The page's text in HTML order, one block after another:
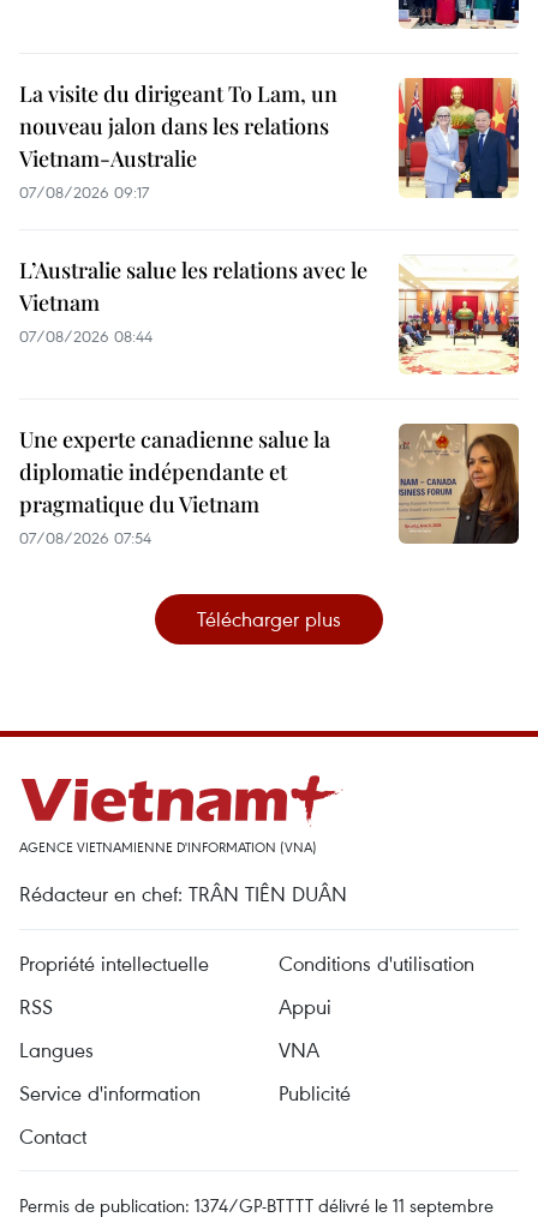
La visite du dirigeant To Lam, un
nouveau jalon dans les relations
Vietnam-Australie
07/08/2026 09:17
L’Australie salue les relations avec le
Vietnam
07/08/2026 08:44
Une experte canadienne salue la
diplomatie indépendante et
pragmatique du Vietnam
07/08/2026 07:54
Télécharger plus
AGENCE VIETNAMIENNE D'INFORMATION (VNA)
Rédacteur en chef: TRÂN TIÊN DUÂN
Propriété intellectuelle
Conditions d'utilisation
RSS
Appui
Langues
VNA
Service d'information
Publicité
Contact
Permis de publication: 1374/GP-BTTTT délivré le 11 septembre